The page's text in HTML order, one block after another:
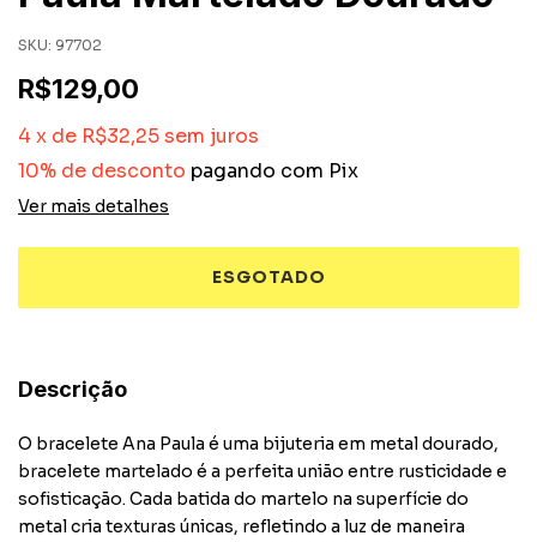
SKU: 97702
R$129,00
4 x de R$32,25sem juros
10% de desconto pagando com Pix
Ver mais detalhes
Descrição
O bracelete Ana Paula é uma bijuteria em metal dourado,
bracelete martelado é a perfeita união entre rusticidade e
sofisticação. Cada batida do martelo na superfície do
metal cria texturas únicas, refletindo a luz de maneira